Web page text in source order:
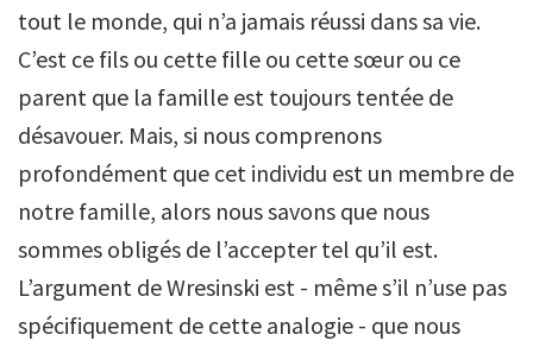
tout le monde, qui n’a jamais réussi dans sa vie.
C’est ce fils ou cette fille ou cette sœur ou ce
parent que la famille est toujours tentée de
désavouer. Mais, si nous comprenons
profondément que cet individu est un membre de
notre famille, alors nous savons que nous
sommes obligés de l’accepter tel qu’il est.
L’argument de Wresinski est - même s’il n’use pas
spécifiquement de cette analogie - que nous